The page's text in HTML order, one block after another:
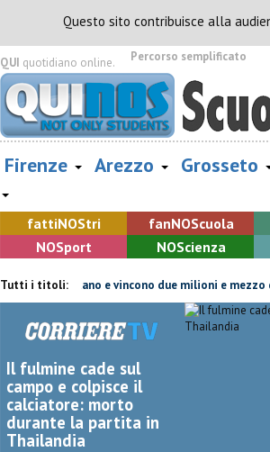
Questo sito contribuisce alla
QUI quotidiano online. Percorso semplificato
Firenze Arezzo Grosseto
fattiNOStri fanNOScuola
NOSport NOScienza
Tutti i titoli:
Grattano e vincono due milioni e mezzo di
Il fulmine cade sul
campo e colpisce il
calciatore: morto
durante la partita in
Thailandia